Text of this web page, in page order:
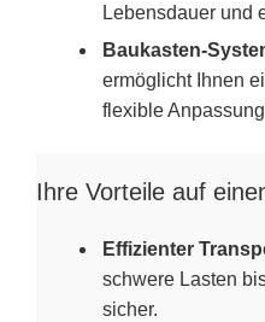
Lebensdauer und
Baukasten-
ermöglicht Ihnen
flexible
Ihre Vorteile auf
Effizienter
schwere Lasten
sicher.